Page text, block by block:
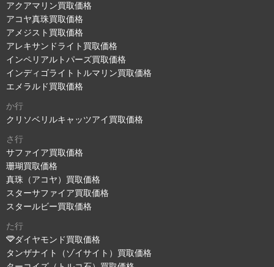
アクアマリン買取価格
アコヤ真珠買取価格
アメジスト買取価格
アレキサンドライト買取価格
インペリアルトパーズ買取価格
インディゴライトトルマリン買取価格
エメラルド買取価格
か行
クリソベリルキャッツアイ買取価格
さ行
サファイア買取価格
珊瑚買取価格
真珠（アコヤ）買取価格
スターサファイア買取価格
スタールビー買取価格
た行
ダイヤモンド買取価格
タンザナイト（ゾイサイト）買取価格